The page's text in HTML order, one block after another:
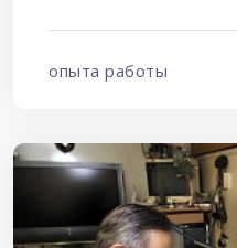
опыта работы